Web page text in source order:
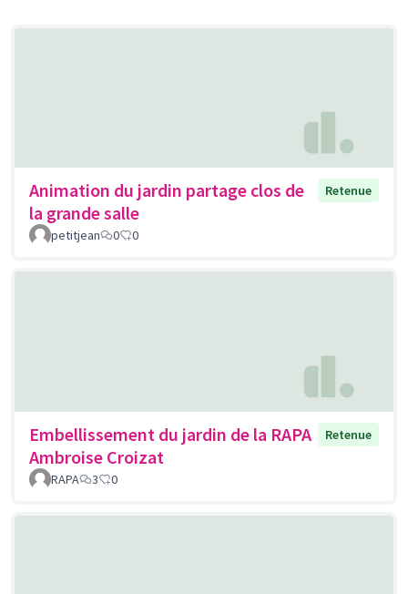
Animation du jardin partage clos de
la grande salle
Retenue
petitjean 0 0
Embellissement du jardin de la RAPA
Ambroise Croizat
Retenue
RAPA 3 0